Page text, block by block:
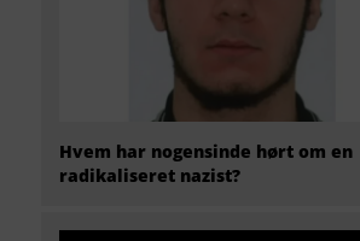
Hvem har nogensinde hørt om en
radikaliseret nazist?